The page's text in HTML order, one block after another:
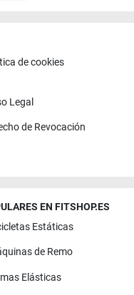
de cookies
Legal
de Revocación
EN FITSHOP.ES
Estáticas
de Remo
Elásticas